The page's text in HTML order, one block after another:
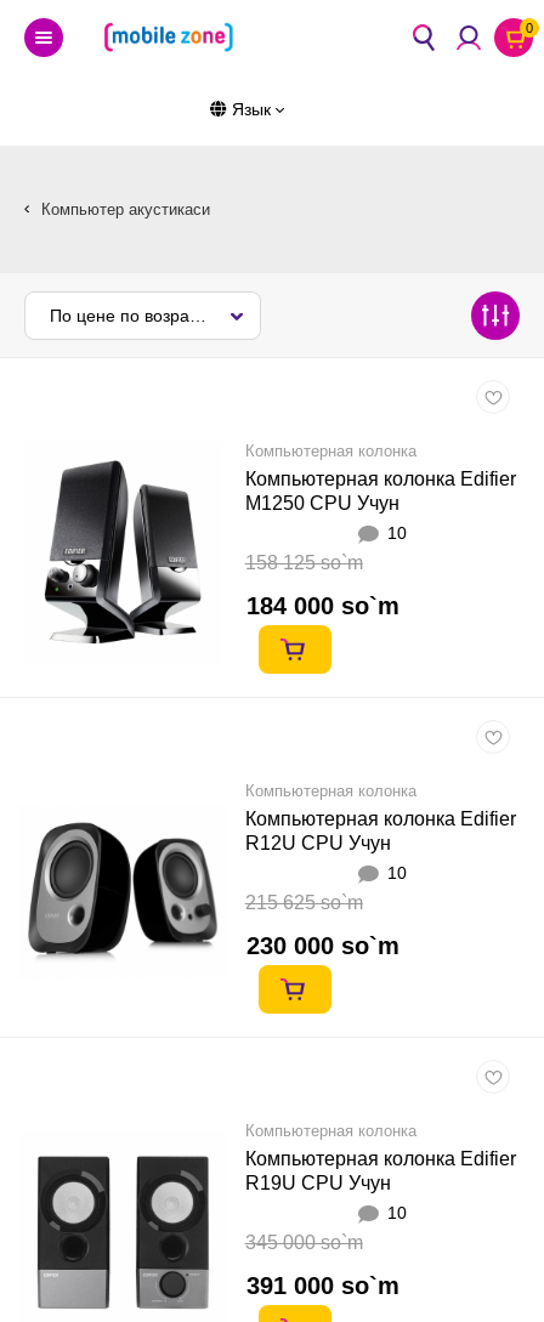
0
Язык
Компьютер акустикаси
Компьютерная колонка
Компьютерная колонка Edifier
M1250 CPU Учун
10
158 125 so`m
184 000 so`m
Компьютерная колонка
Компьютерная колонка Edifier
R12U CPU Учун
10
215 625 so`m
230 000 so`m
Компьютерная колонка
Компьютерная колонка Edifier
R19U CPU Учун
10
345 000 so`m
391 000 so`m